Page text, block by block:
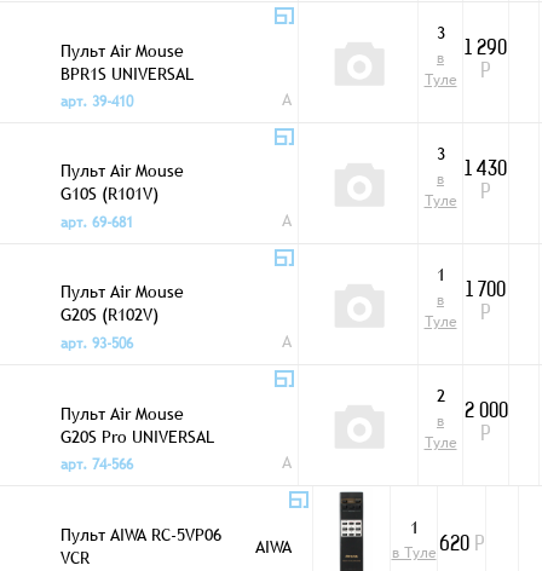
Пульт Air Mouse
BPR1S UNIVERSAL
арт. 39-410
A
3
в
Туле
1 290
Р
Пульт Air Mouse
G10S (R101V)
UNIVERSAL
арт. 69-681 A
3
в
Туле
1 430
Р
Пульт Air Mouse
G20S (R102V)
UNIVERSAL
арт. 93-506 A
1
в
Туле
1 700
Р
Пульт Air Mouse
G20S Pro UNIVERSAL
арт. 74-566
A
2
в
Туле
2 000
Р
Пульт AIWA RC-5VP06
VCR
AIWA
1
в Туле620 Р